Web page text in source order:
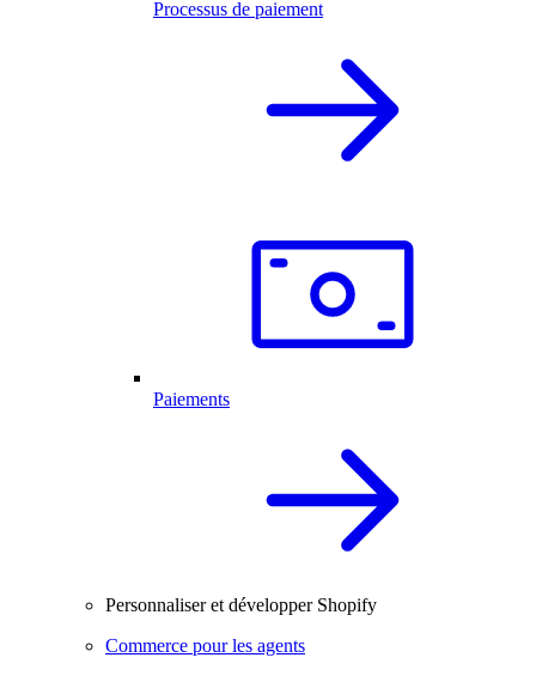
Processus de paiement
Paiements
Personnaliser et développer Shopify
Commerce pour les agents